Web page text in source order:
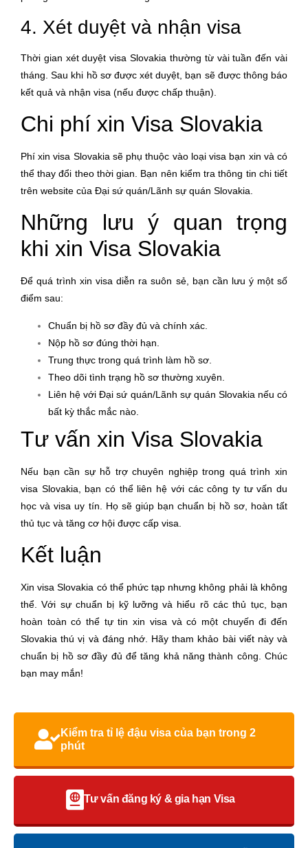
4. Xét duyệt và nhận visa
Thời gian xét duyệt visa Slovakia thường từ vài tuần đến vài
tháng. Sau khi hồ sơ được xét duyệt, bạn sẽ được thông báo
kết quả và nhận visa (nếu được chấp thuận).
Chi phí xin Visa Slovakia
Phí xin visa Slovakia sẽ phụ thuộc vào loại visa bạn xin và có
thể thay đổi theo thời gian. Bạn nên kiểm tra thông tin chi tiết
trên website của Đại sứ quán/Lãnh sự quán Slovakia.
Những lưu ý quan trọng
khi xin Visa Slovakia
Để quá trình xin visa diễn ra suôn sẻ, bạn cần lưu ý một số
điểm sau:
Chuẩn bị hồ sơ đầy đủ và chính xác.
Nộp hồ sơ đúng thời hạn.
Trung thực trong quá trình làm hồ sơ.
Theo dõi tình trạng hồ sơ thường xuyên.
Liên hệ với Đại sứ quán/Lãnh sự quán Slovakia nếu có
bất kỳ thắc mắc nào.
Tư vấn xin Visa Slovakia
Nếu bạn cần sự hỗ trợ chuyên nghiệp trong quá trình xin
visa Slovakia, bạn có thể liên hệ với các công ty tư vấn du
học và visa uy tín. Họ sẽ giúp bạn chuẩn bị hồ sơ, hoàn tất
thủ tục và tăng cơ hội được cấp visa.
Kết luận
Xin visa Slovakia có thể phức tạp nhưng không phải là không
thể. Với sự chuẩn bị kỹ lưỡng và hiểu rõ các thủ tục, bạn
hoàn toàn có thể tự tin xin visa và có một chuyến đi đến
Slovakia thú vị và đáng nhớ. Hãy tham khảo bài viết này và
chuẩn bị hồ sơ đầy đủ để tăng khả năng thành công. Chúc
bạn may mắn!
Kiểm tra tỉ lệ đậu visa của bạn trong 2
phút
Tư vấn đăng ký & gia hạn Visa